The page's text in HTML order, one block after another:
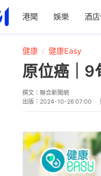
港聞 娛樂 酒
健康 健康Easy
原位癌｜9
撰文： 聯合新聞網
出版： 2024-10-26 07:00